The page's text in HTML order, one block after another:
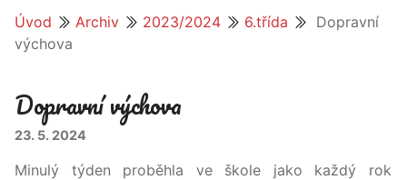
Úvod Archiv 2023/2024 6.třída
Dopravní
výchova
Dopravní výchova
23. 5. 2024
Minulý týden proběhla ve škole jako každý rok